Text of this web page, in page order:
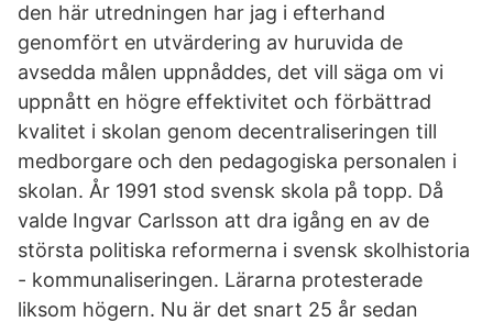
den här utredningen har jag i efterhand
genomfört en utvärdering av huruvida de
avsedda målen uppnåddes, det vill säga om vi
uppnått en högre effektivitet och förbättrad
kvalitet i skolan genom decentraliseringen till
medborgare och den pedagogiska personalen i
skolan. År 1991 stod svensk skola på topp. Då
valde Ingvar Carlsson att dra igång en av de
största politiska reformerna i svensk skolhistoria
- kommunaliseringen. Lärarna protesterade
liksom högern. Nu är det snart 25 år sedan